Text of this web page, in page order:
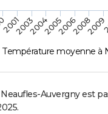
Température moyenne à
2001200320042005200620082009
Auvergny est